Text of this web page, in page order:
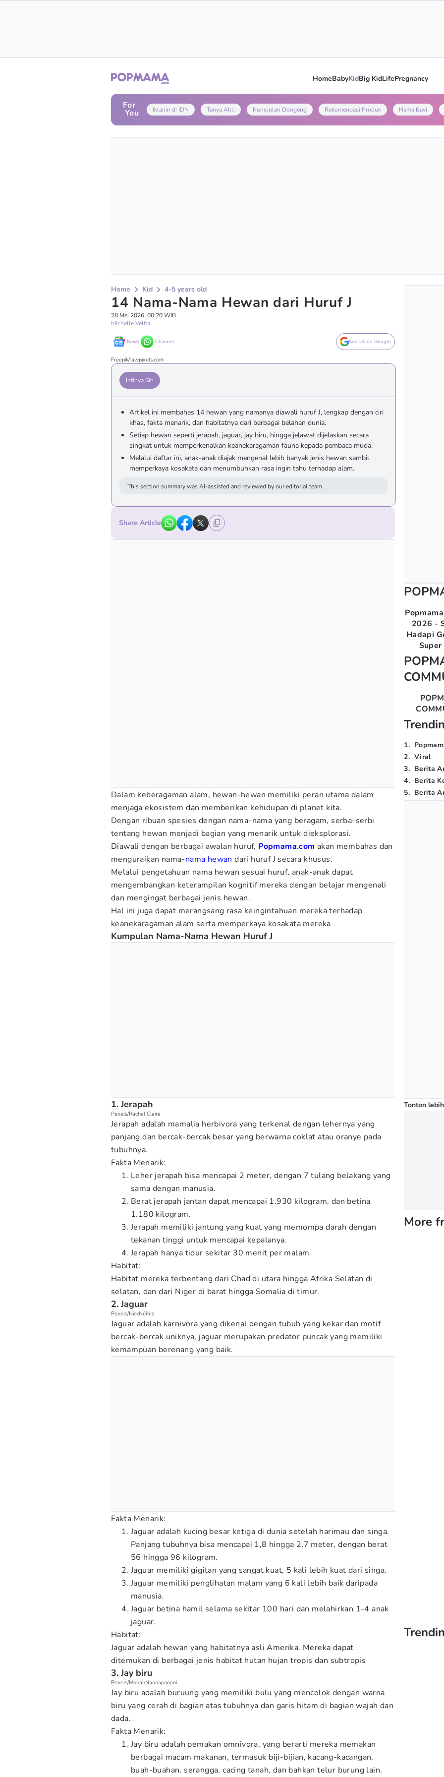
HomeBabyKidBig KidLifePregnancy
For
You Iklanin di IDN Tanya Ahli Kumpulan Dongeng Rekomendasi Produk Nama Bayi
Home Kid 4-5 years old
14 Nama-Nama Hewan dari Huruf J
28 Mei 2026, 00:20 WIB
Michelle Velita
News Channel Add Us on Google
Freepik/rawpixels.com
Intinya Sih
Artikel ini membahas 14 hewan yang namanya diawali huruf J, lengkap dengan ciri
khas, fakta menarik, dan habitatnya dari berbagai belahan dunia.
Setiap hewan seperti jerapah, jaguar, jay biru, hingga jelawat dijelaskan secara
singkat untuk memperkenalkan keanekaragaman fauna kepada pembaca muda.
Melalui daftar ini, anak-anak diajak mengenal lebih banyak jenis hewan sambil
memperkaya kosakata dan menumbuhkan rasa ingin tahu terhadap alam.
This section summary was AI-assisted and reviewed by our editorial team.
Share Article
Dalam keberagaman alam, hewan-hewan memiliki peran utama dalam
menjaga ekosistem dan memberikan kehidupan di planet kita.
Dengan ribuan spesies dengan nama-nama yang beragam, serba-serbi
tentang hewan menjadi bagian yang menarik untuk dieksplorasi.
Diawali dengan berbagai awalan huruf, Popmama.com akan membahas dan
menguraikan nama-nama hewan dari huruf J secara khusus.
Melalui pengetahuan nama hewan sesuai huruf, anak-anak dapat
mengembangkan keterampilan kognitif mereka dengan belajar mengenali
dan mengingat berbagai jenis hewan.
Hal ini juga dapat merangsang rasa keingintahuan mereka terhadap
keanekaragaman alam serta memperkaya kosakata mereka
Kumpulan Nama-Nama Hewan Huruf J
1. Jerapah
Pexels/Rachel Claire
Jerapah adalah mamalia herbivora yang terkenal dengan lehernya yang
panjang dan bercak-bercak besar yang berwarna coklat atau oranye pada
tubuhnya.
Fakta Menarik:
Leher jerapah bisa mencapai 2 meter, dengan 7 tulang belakang yang
sama dengan manusia.
Berat jerapah jantan dapat mencapai 1.930 kilogram, dan betina
1.180 kilogram.
Jerapah memiliki jantung yang kuat yang memompa darah dengan
tekanan tinggi untuk mencapai kepalanya.
Jerapah hanya tidur sekitar 30 menit per malam.
Habitat:
Habitat mereka terbentang dari Chad di utara hingga Afrika Selatan di
selatan, dan dari Niger di barat hingga Somalia di timur.
2. Jaguar
Pexels/NickNúñez
Jaguar adalah karnivora yang dikenal dengan tubuh yang kekar dan motif
bercak-bercak uniknya, jaguar merupakan predator puncak yang memiliki
kemampuan berenang yang baik.
Fakta Menarik:
Jaguar adalah kucing besar ketiga di dunia setelah harimau dan singa.
Panjang tubuhnya bisa mencapai 1,8 hingga 2,7 meter, dengan berat
56 hingga 96 kilogram.
Jaguar memiliki gigitan yang sangat kuat, 5 kali lebih kuat dari singa.
Jaguar memiliki penglihatan malam yang 6 kali lebih baik daripada
manusia.
Jaguar betina hamil selama sekitar 100 hari dan melahirkan 1-4 anak
jaguar.
Habitat:
Jaguar adalah hewan yang habitatnya asli Amerika. Mereka dapat
ditemukan di berbagai jenis habitat hutan hujan tropis dan subtropis
3. Jay biru
Pexels/MohanNannapaneni
Jay biru adalah buruung yang memiliki bulu yang mencolok dengan warna
biru yang cerah di bagian atas tubuhnya dan garis hitam di bagian wajah dan
dada.
Fakta Menarik:
Jay biru adalah pemakan omnivora, yang berarti mereka memakan
berbagai macam makanan, termasuk biji-bijian, kacang-kacangan,
buah-buahan, serangga, cacing tanah, dan bahkan telur burung lain.
2026 -
Hadapi
1.
2. Viral
3. Berita
4. Berita
5. Berita
Tonton
More